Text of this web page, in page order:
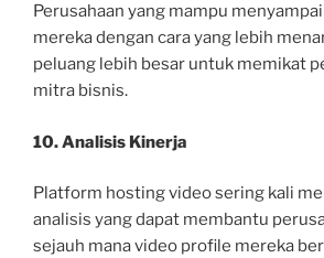
Perusahaan yang mampu
mereka dengan cara yang lebih
peluang lebih besar untuk memikat
mitra bisnis.
10. Analisis Kinerja
Platform hosting video sering kali
analisis yang dapat membantu
sejauh mana video profile mereka